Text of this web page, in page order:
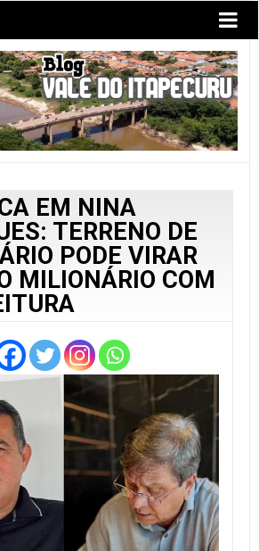
EM NINA
TERRENO DE
PODE VIRAR
MILIONÁRIO COM